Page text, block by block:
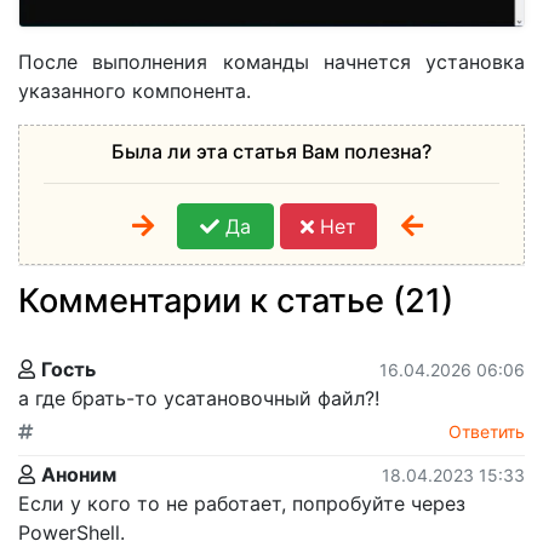
После выполнения команды начнется установка
указанного компонента.
Была ли эта статья Вам полезна?
Да Нет
Комментарии к статье (21)
Гость 16.04.2026 06:06
а где брать-то усатановочный файл?!
Ответить
Аноним 18.04.2023 15:33
Если у кого то не работает, попробуйте через
PowerShell.